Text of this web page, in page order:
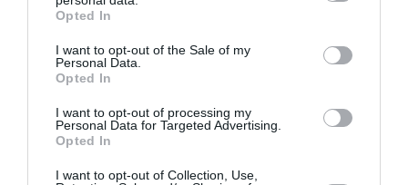
Opted In
I want to opt-out of the Sale of my
Personal Data.
Opted In
I want to opt-out of processing my
Personal Data for Targeted Advertising.
Opted In
I want to opt-out of Collection, Use,
mod deliberat cu o lamă sau cu elicea unei bărci.
Mahmoud era un oaspete într-o comunitate pentru
minori neînsoțiți. El nu avea cazier judiciar, doar
câteva rapoarte de bătăi cu colegii. În ultimele luni
fusese îngrijit de o cooperativă locală și nu este clar
cum a ajuns din Genova în regiunea Tigullio, unde a